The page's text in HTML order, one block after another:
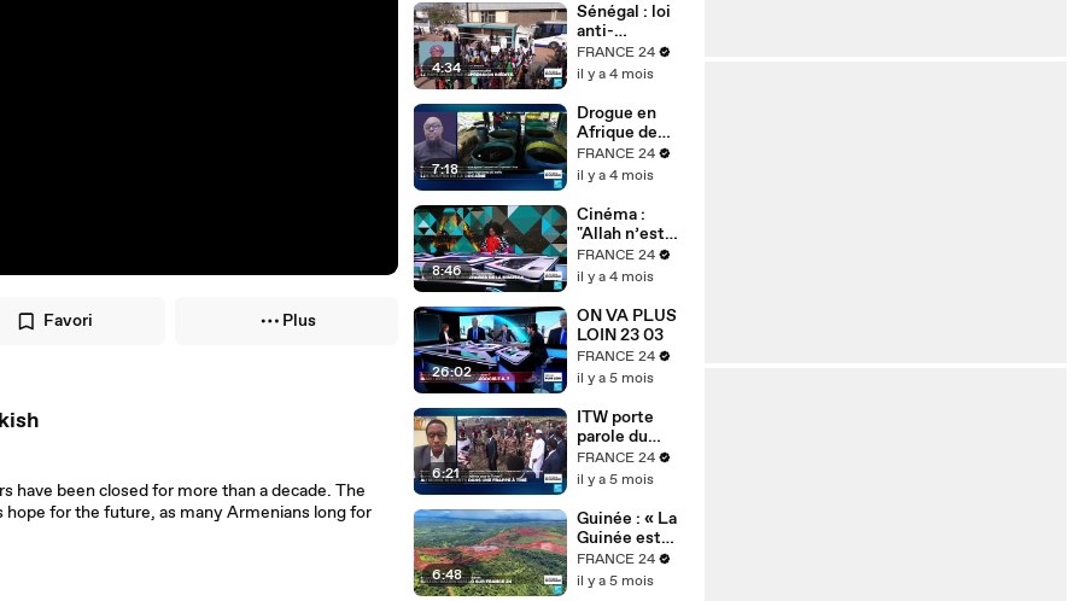
Favori Plus
have been closed for more than a decade. The
hope for the future, as many Armenians long for
4:34
Sénégal : loi
anti-
homosexualit
é durcie,
sur la justice ?
FRANCE 24
il y a 4 mois
7:18
Drogue en
Afrique de
l’Ouest :
pourquoi la
devenue un
hub mondial
FRANCE 24
il y a 4 mois
8:46
Cinéma :
"Allah n’est
pas obligé",
l’animation au
mémoire des
enfants-
soldats
FRANCE 24
il y a 4 mois
26:02
ON VA PLUS
LOIN 23 03
FRANCE 24
il y a 5 mois
6:21
ITW porte
parole du
gouvernemen
t tchadien
FRANCE 24
il y a 5 mois
6:48
Guinée : « La
Guinée est
une dictature
» – Cellou
FRANCE 24
il y a 5 mois